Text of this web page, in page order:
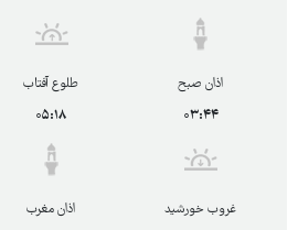
اذان صبح
۰۳:۴۴
طلوع آفتاب
۰۵:۱۸
غروب خورشید
اذان مغرب